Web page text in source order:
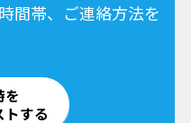
間帯、ご連絡方法を
を
トする